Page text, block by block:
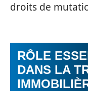
droits de
RÔLE
DANS LA